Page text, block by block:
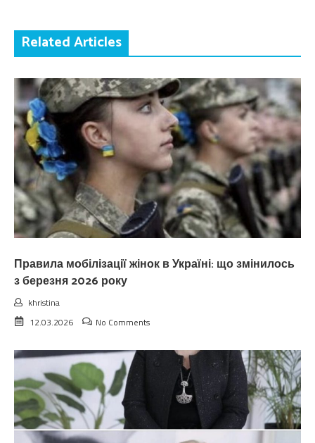
Related Articles
Правила мобілізації жінок в Україні: що змінилось
з березня 2026 року
khristina
12.03.2026
No Comments